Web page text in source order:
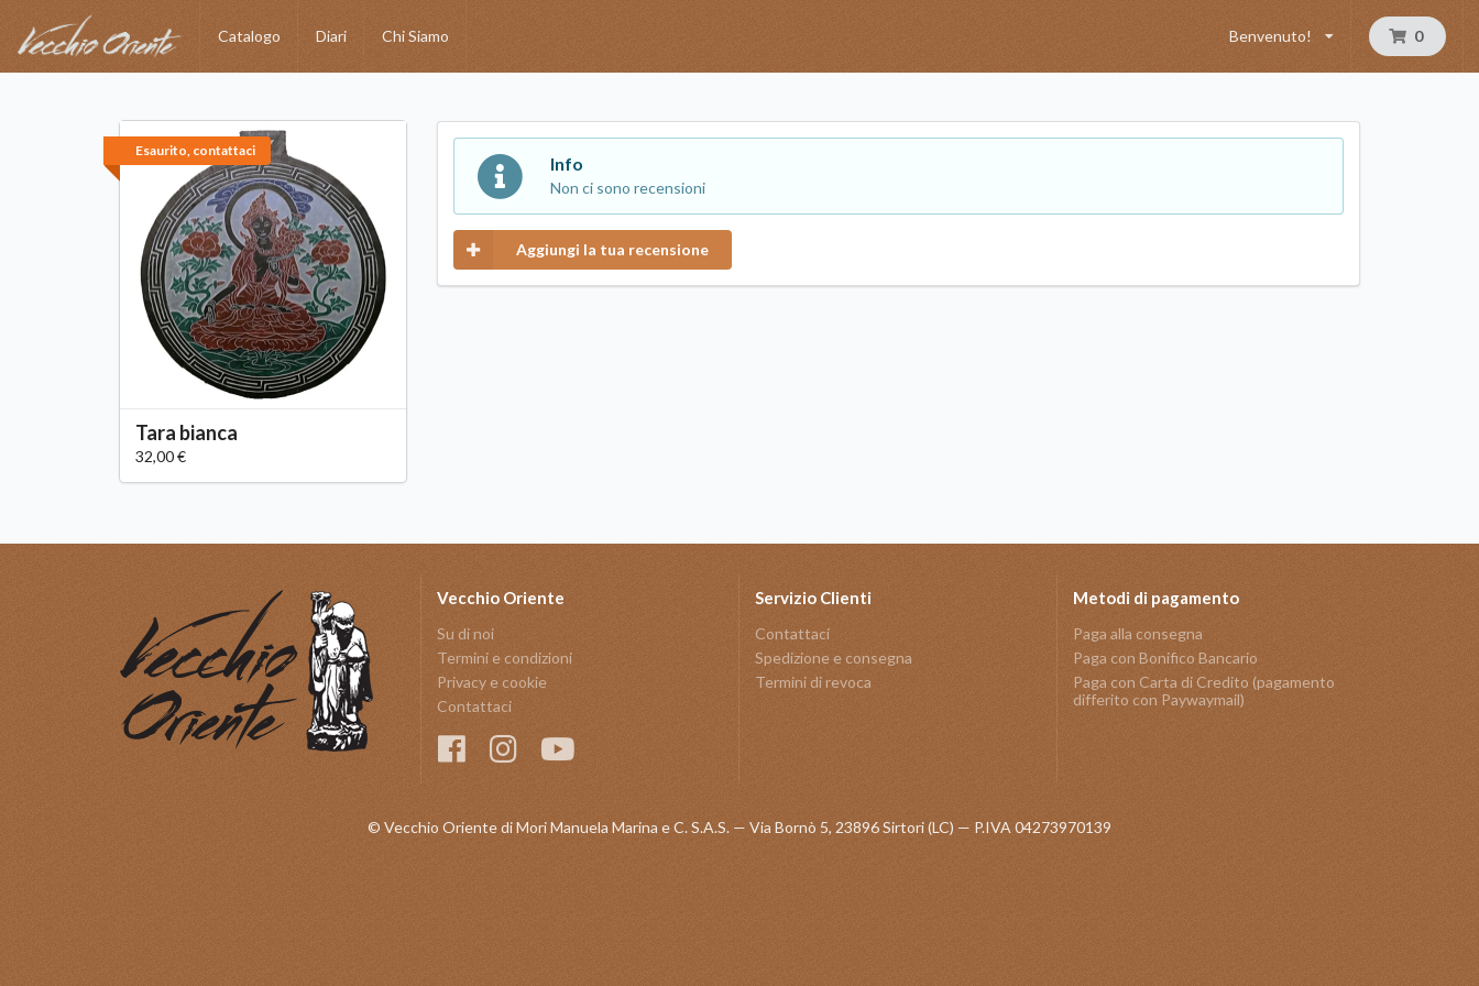
Catalogo Diari Chi Siamo Benvenuto! 0
Esaurito, contattaci
Tara bianca
32,00 €
Info
Non ci sono recensioni
Aggiungi la tua recensione
Vecchio Oriente
Su di noi
Termini e condizioni
Privacy e cookie
Contattaci
Servizio Clienti
Contattaci
Spedizione e consegna
Termini di revoca
Metodi di pagamento
Paga alla consegna
Paga con Bonifico Bancario
Paga con Carta di Credito (pagamento
differito con Paywaymail)
© Vecchio Oriente di Mori Manuela Marina e C. S.A.S. — Via Bornò 5, 23896 Sirtori (LC) — P.IVA 04273970139